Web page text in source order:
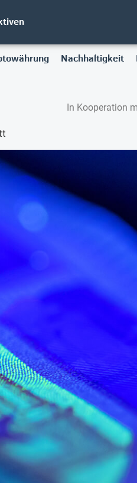
Nachhaltigkeit
In Kooperation